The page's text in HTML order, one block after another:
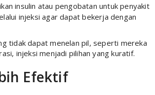
insulin atau pengobatan untuk penyakit
injeksi agar dapat bekerja dengan
tidak dapat menelan pil, seperti mereka
injeksi menjadi pilihan yang kuratif.
Efektif